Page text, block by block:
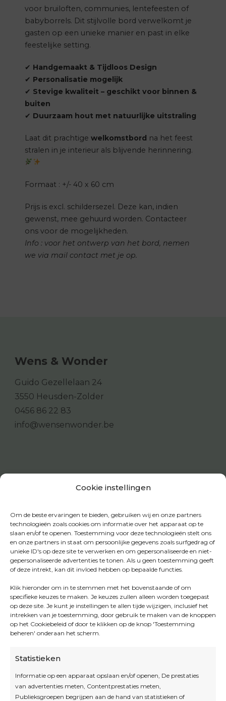
Cookie instellingen
Om de beste ervaringen te bieden, gebruiken wij en onze partners
technologieën zoals cookies om informatie over het apparaat op te
slaan en/of te openen. Toestemming voor deze technologieën stelt ons
en onze partners in staat om persoonlijke gegevens zoals surfgedrag of
unieke ID's op deze site te verwerken en om gepersonaliseerde en niet-
gepersonaliseerde advertenties te tonen. Als u geen toestemming geeft
of deze intrekt, kan dit invloed hebben op bepaalde functies.
Klik hieronder om in te stemmen met het bovenstaande of om
specifieke keuzes te maken. Je keuzes zullen alleen worden toegepast
op deze site. Je kunt je instellingen te allen tijde wijzigen, inclusief het
intrekken van je toestemming, door gebruik te maken van de knoppen
op het Cookiebeleid of door te klikken op de knop 'Toestemming
beheren' onderaan het scherm.
Statistieken
Informatie op een apparaat opslaan en/of openen, De prestaties
van advertenties meten, Contentprestaties meten,
Publieksgroepen begrijpen aan de hand van statistieken of
voor bruiloften, communies, lentefeesten of
babyborrels. Dit stijlvolle bord verwelkomt je
gasten op een unieke manier en past in elke
feestelijke setting.
✔ Handgemaakt & Tijdloos Design
✔ Personalisatie mogelijk
✔ Stevige kwaliteit – geschikt voor binnen &
buiten
✔ Duurzaam hout met natuurlijke uitstraling
Laat dit prachtige welkomstbord na het feest
stralen in je interieur als blijvende herinnering.
Formaat : +/- 40 x 60 cm
Prijs is excl. schildersezel. Deze kan, indien
gewenst, mee gehuurd worden. Contacteer
ons voor de mogelijkheden.
Info : voor het ontwerp van het bord, nemen
we via mail contact met je op.
Wens & Wonder
Guido Gezellelaan 24
3550 Heusden-Zolder
0456 86 22 83
info@wensenwonder.be
Openingsuren